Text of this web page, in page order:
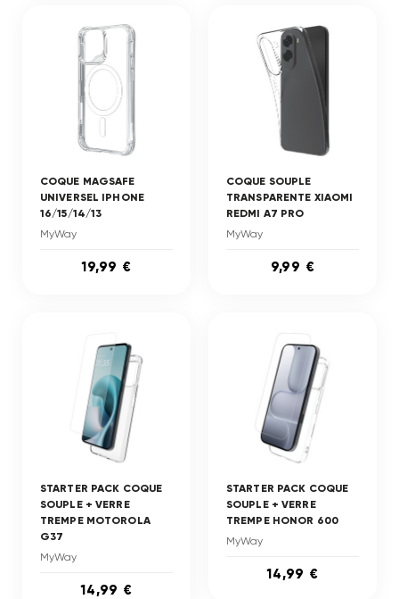
COQUE MAGSAFE
UNIVERSEL IPHONE
16/15/14/13
MyWay
19,99 €
COQUE SOUPLE
TRANSPARENTE XIAOMI
REDMI A7 PRO
MyWay
9,99 €
STARTER PACK COQUE
SOUPLE + VERRE
TREMPE MOTOROLA
G37
MyWay
14,99 €
STARTER PACK COQUE
SOUPLE + VERRE
TREMPE HONOR 600
MyWay
14,99 €